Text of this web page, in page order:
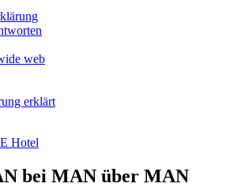
web
erklärt
Hotel
bei MAN über MAN